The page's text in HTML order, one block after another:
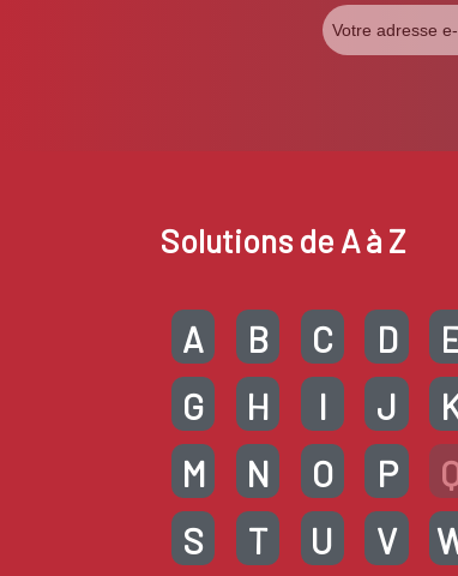
Solutions de A à Z
A B C D
G
H I J
M
N O P
S
T U V